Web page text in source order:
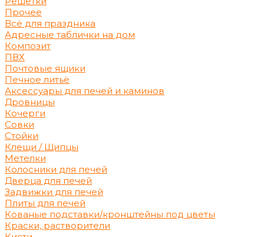
Прочее
Всё для праздника
Адресные таблички на дом
Композит
ПВХ
Почтовые ящики
Печное литьё
Аксессуары для печей и каминов
Дровницы
Кочерги
Совки
Стойки
Клещи / Щипцы
Метелки
Колосники для печей
Дверца для печей
Задвижки для печей
Плиты для печей
Кованые подставки/кронштейны под цветы
Краски, растворители